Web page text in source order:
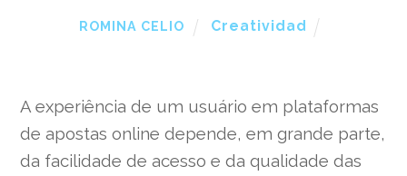
ROMINA CELIO Creatividad
A experiência de um usuário em plataformas
de apostas online depende, em grande parte,
da facilidade de acesso e da qualidade das